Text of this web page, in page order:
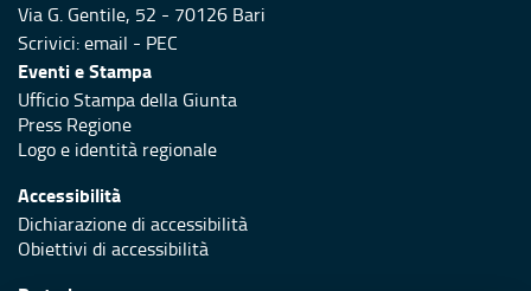
Via G. Gentile, 52 - 70126 Bari
Scrivici:email - PEC
Eventi e Stampa
Ufficio Stampa della Giunta
Press Regione
Logo e identità regionale
Accessibilità
Dichiarazione di accessibilità
Obiettivi di accessibilità